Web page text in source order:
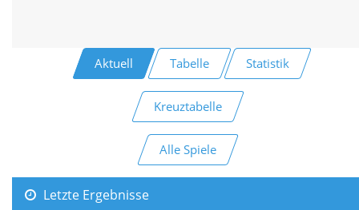
Aktuell Tabelle Statistik
Kreuztabelle
Alle Spiele
Letzte Ergebnisse